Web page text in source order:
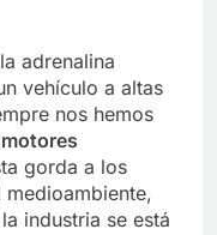
adrenalina
vehículo a altas
nos hemos
motores
gorda a los
industria se está